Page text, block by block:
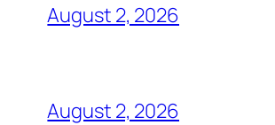
August 2, 2026
August 2, 2026